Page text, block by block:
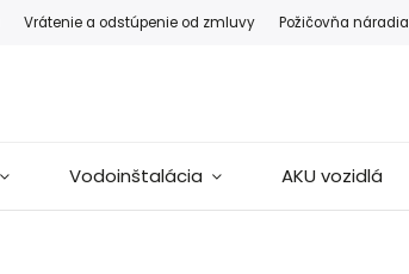
Vrátenie a odstúpenie od zmluvy Požičovňa náradia
Vodoinštalácia AKU vozidlá